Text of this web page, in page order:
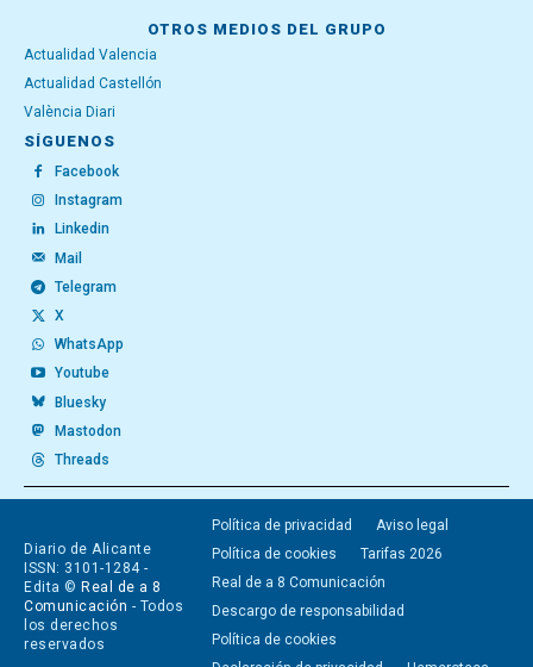
OTROS MEDIOS DEL GRUPO
Actualidad Valencia
Actualidad Castellón
València Diari
SÍGUENOS
Facebook
Instagram
Linkedin
Mail
Telegram
X
WhatsApp
Youtube
Bluesky
Mastodon
Threads
Diario de Alicante
ISSN: 3101-1284 -
Edita © Real de a 8
Comunicación - Todos
los derechos
reservados
Política de privacidad
Aviso legal
Política de cookies
Tarifas 2026
Real de a 8 Comunicación
Descargo de responsabilidad
Política de cookies